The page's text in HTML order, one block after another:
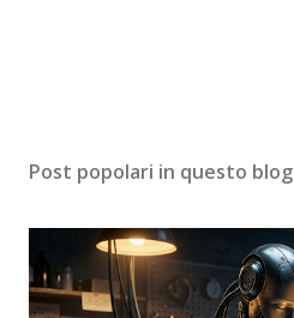
Post popolari in questo blog